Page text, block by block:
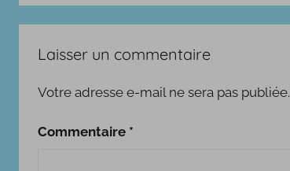
e
,
é
Laisser un commentaire
Votre adresse e-mail ne sera pas publiée.
Commentaire *